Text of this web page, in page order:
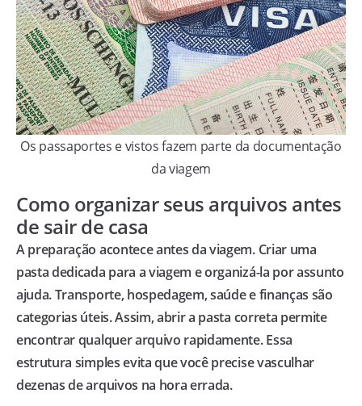
Os passaportes e vistos fazem parte da documentação
da viagem
Como organizar seus arquivos antes
de sair de casa
A preparação acontece antes da viagem. Criar uma
pasta dedicada para a viagem e organizá-la por assunto
ajuda. Transporte, hospedagem, saúde e finanças são
categorias úteis. Assim, abrir a pasta correta permite
encontrar qualquer arquivo rapidamente. Essa
estrutura simples evita que você precise vasculhar
dezenas de arquivos na hora errada.